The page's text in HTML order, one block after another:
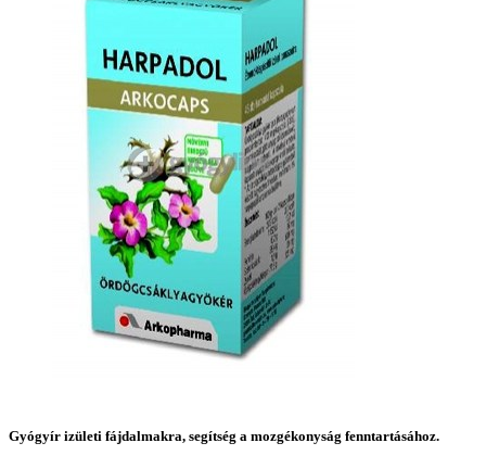
Gyógyír izületi fájdalmakra, segítség a mozgékonyság fenntartásához.